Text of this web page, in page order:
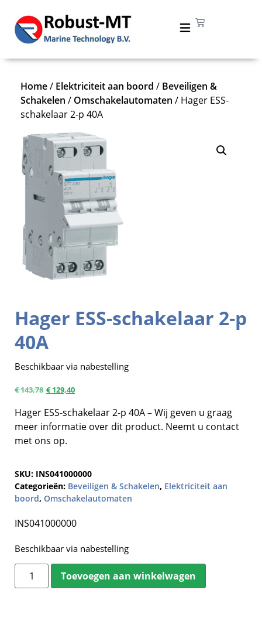
Hager ESS-schakelaar 2-p
40A
Beschikbaar via nabestelling
€143,78 €129,40
Hager ESS-schakelaar 2-p 40A – Wij geven u graag
meer informatie over dit product. Neemt u contact
met ons op.
SKU: INS041000000
Categorieën: Beveiligen & Schakelen, Elektriciteit aan
boord, Omschakelautomaten
INS041000000
Beschikbaar via nabestelling
Toevoegen aan winkelwagen
Home/ Elektriciteit aan boord / Beveiligen &
Schakelen / Omschakelautomaten / Hager ESS-
schakelaar 2-p 40A